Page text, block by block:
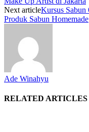
Next articleKursus Sabun
Produk Sabun Homemade
Ade Winahyu
RELATED ARTICLES